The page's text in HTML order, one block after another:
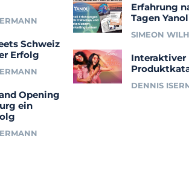
Schweiz
Erfolg
Opening
ein
Erfahrung
Tagen
SIMEON
Interaktiver
DENNIS